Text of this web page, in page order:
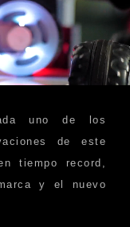
uno de los
de este
tiempo record,
y el nuevo